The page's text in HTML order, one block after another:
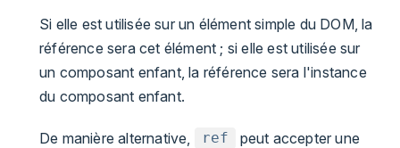
Si elle est utilisée sur un élément simple du DOM, la
référence sera cet élément ; si elle est utilisée sur
un composant enfant, la référence sera l'instance
du composant enfant.
De manière alternative, ref
peut accepter une